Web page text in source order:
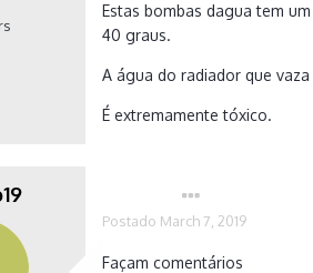
Estas bombas dagua tem
40 graus.
A água do radiador que
É extremamente tóxico.
Postado March 7, 2019
Façam comentários